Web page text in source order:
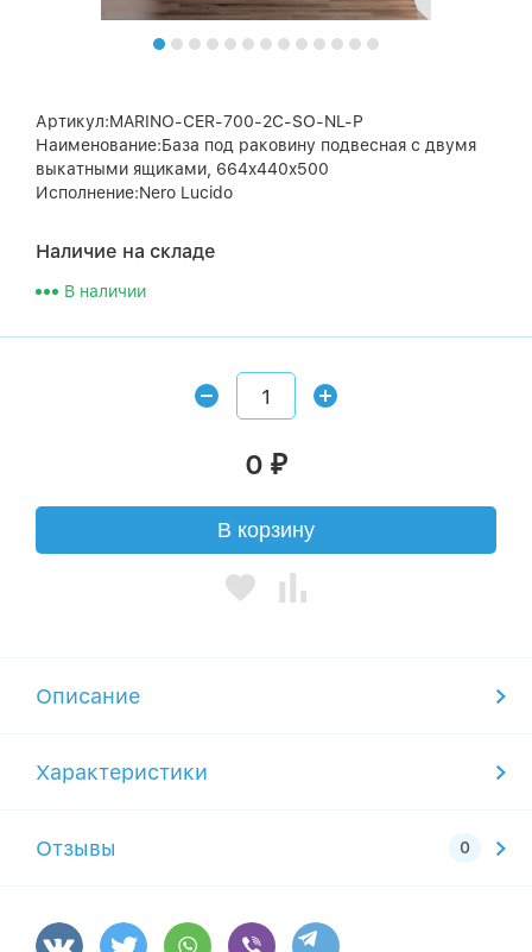
Артикул:MARINO-CER-700-2C-SO-NL-P
Наименование:База под раковину подвесная с двумя
выкатными ящиками, 664x440x500
Исполнение:Nero Lucido
Наличие на складе
В наличии
0 ₽
В корзину
Описание
Характеристики
Отзывы